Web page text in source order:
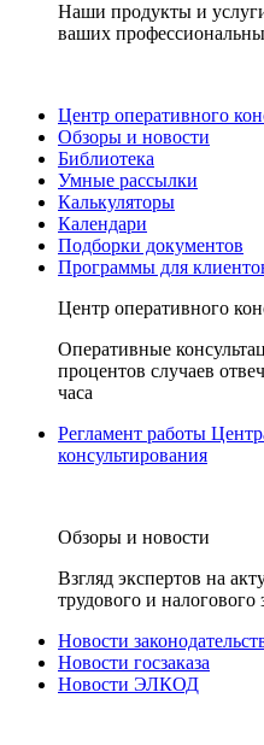
Наши продукты и
ваших
Центр оперативного
Обзоры и новости
Библиотека
Умные рассылки
Калькуляторы
Календари
Подборки документов
Программы для
Центр оперативного
Оперативные
процентов случаев
часа
Регламент работы
консультирования
Обзоры и новости
Взгляд экспертов на
трудового и налогового
Новости
Новости госзаказа
Новости ЭЛКОД